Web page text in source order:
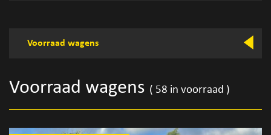
Voorraad wagens
Voorraad wagens ( 58 in voorraad )